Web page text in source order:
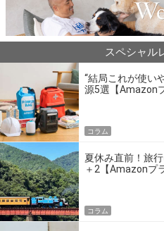
スペシャル
“結局これが使い
源5選【Amazon
コラム
夏休み直前！旅
＋2【Amazonプ
コラム